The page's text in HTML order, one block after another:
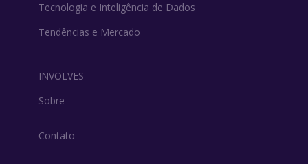
Tecnologia e Inteligência de Dados
Tendências e Mercado
INVOLVES
Sobre
Contato